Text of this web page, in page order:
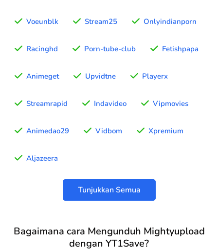
Voeunblk Stream25 Onlyindianporn
Racinghd Porn-tube-club Fetishpapa
Animeget Upvidtne Playerx
Streamrapid Indavideo Vipmovies
Animedao29 Vidbom Xpremium
Aljazeera
Tunjukkan Semua
Bagaimana cara Mengunduh Mightyupload
dengan YT1Save?